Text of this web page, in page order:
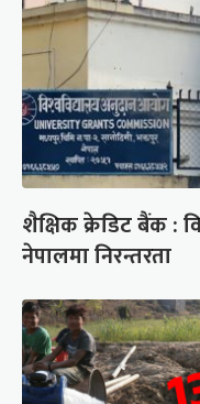
शैक्षिक क्रेडिट बैंक :
नेपालमा निरन्तरता